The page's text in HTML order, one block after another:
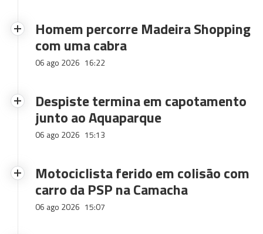
Homem percorre Madeira Shopping
com uma cabra
06 ago 2026 16:22
Despiste termina em capotamento
junto ao Aquaparque
06 ago 2026 15:13
Motociclista ferido em colisão com
carro da PSP na Camacha
06 ago 2026 15:07